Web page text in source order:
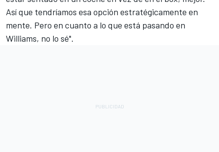
Así que tendríamos esa opción estratégicamente en
mente. Pero en cuanto a lo que está pasando en
Williams, no lo sé".